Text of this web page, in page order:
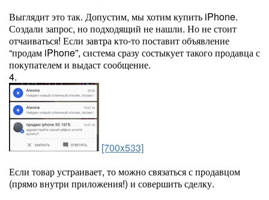
Выглядит это так. Допустим, мы хотим купить iPhone.
Создали запрос, но подходящий не нашли. Но не стоит
отчаиваться! Если завтра кто-то поставит объявление
“продам iPhone”, система сразу состыкует такого продавца с
покупателем и выдаст сообщение.
4.
[700x533]
Если товар устраивает, то можно связаться с продавцом
(прямо внутри приложения!) и совершить сделку.